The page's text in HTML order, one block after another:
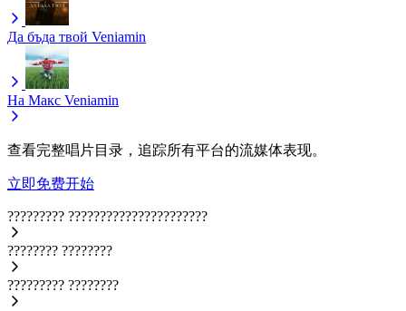
Да бъда твой Veniamin
На Макс Veniamin
查看完整唱片目录，追踪所有平台的流媒体表现。
立即免费开始
????????? ??????????????????????
???????? ????????
????????? ????????